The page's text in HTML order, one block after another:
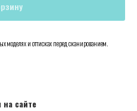
моделях и оттисках перед сканированием.
сайте